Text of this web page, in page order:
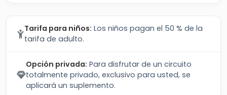
Tarifa para niños: Los niños pagan el 50 % de la
tarifa de adulto.
Opción privada: Para disfrutar de un circuito
totalmente privado, exclusivo para usted, se
aplicará un suplemento.